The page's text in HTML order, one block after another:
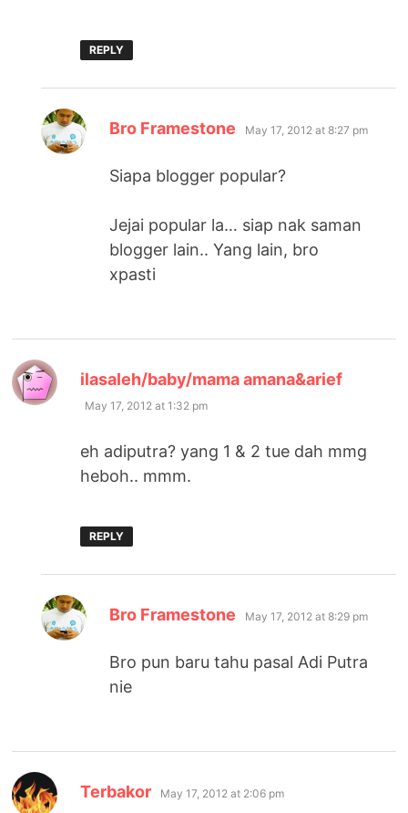
REPLY
Bro Framestone says:
May 17, 2012 at 8:27 pm
Siapa blogger popular?
Jejai popular la… siap nak saman
blogger lain.. Yang lain, bro
xpasti
ilasaleh/baby/mama amana&arief
May 17, 2012 at 1:32 pm
eh adiputra? yang 1 & 2 tue dah mmg
heboh.. mmm.
REPLY
Bro Framestone says:
May 17, 2012 at 8:29 pm
Bro pun baru tahu pasal Adi Putra
nie
Terbakor says:
May 17, 2012 at 2:06 pm